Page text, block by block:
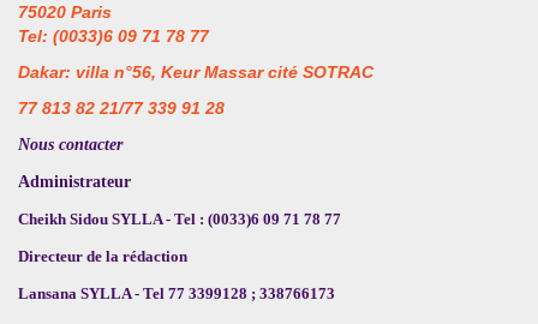
75020 Paris
Tel: (0033)6 09 71 78 77
Dakar: villa n°56, Keur Massar cité SOTRAC
77 813 82 21/77 339 91 28
Nous contacter
Administrateur
Cheikh Sidou SYLLA - Tel : (0033)6 09 71 78 77
Directeur de la rédaction
Lansana SYLLA - Tel 77 3399128 ; 338766173